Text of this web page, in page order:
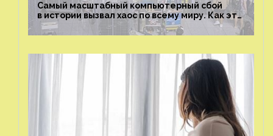
Самый масштабный компьютерный сбой
в истории вызвал хаос по всему миру. Как это
было?